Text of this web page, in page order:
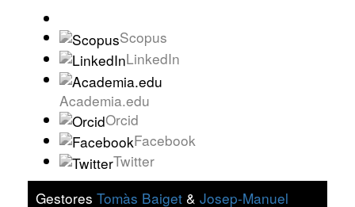
Scopus
LinkedIn
Academia.edu
Orcid
Facebook
Twitter
Gestores Tomàs Baiget & Josep-Manuel